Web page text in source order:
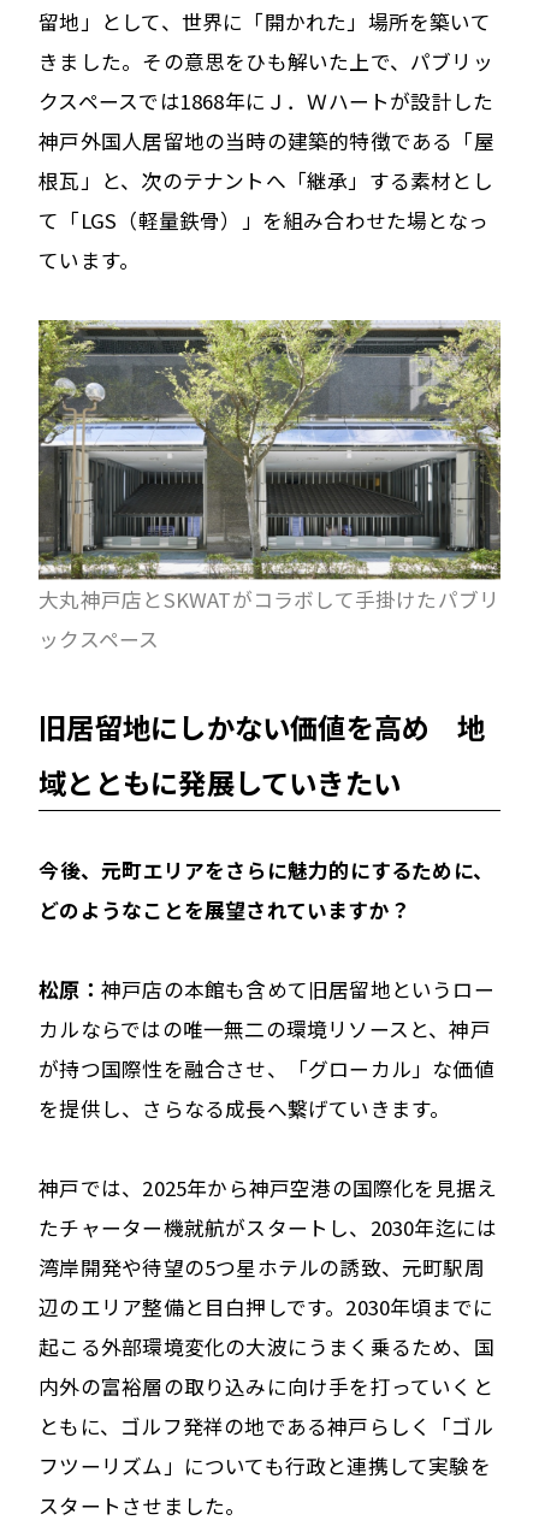
留地」として、世界に「開かれた」場所を築いて
きました。その意思をひも解いた上で、パブリッ
クスペースでは1868年にＪ．Ｗハートが設計した
神戸外国人居留地の当時の建築的特徴である「屋
根瓦」と、次のテナントへ「継承」する素材とし
て「LGS（軽量鉄骨）」を組み合わせた場となっ
ています。
大丸神戸店とSKWATがコラボして手掛けたパブリ
ックスペース
旧居留地にしかない価値を高め 地
域とともに発展していきたい
――今後、元町エリアをさらに魅力的にするために、
どのようなことを展望されていますか？
松原： 神戸店の本館も含めて旧居留地というロー
カルならではの唯一無二の環境リソースと、神戸
が持つ国際性を融合させ、「グローカル」な価値
を提供し、さらなる成長へ繋げていきます。
神戸では、2025年から神戸空港の国際化を見据え
たチャーター機就航がスタートし、2030年迄には
湾岸開発や待望の5つ星ホテルの誘致、元町駅周
辺のエリア整備と目白押しです。2030年頃までに
起こる外部環境変化の大波にうまく乗るため、国
内外の富裕層の取り込みに向け手を打っていくと
ともに、ゴルフ発祥の地である神戸らしく「ゴル
フツーリズム」についても行政と連携して実験を
スタートさせました。